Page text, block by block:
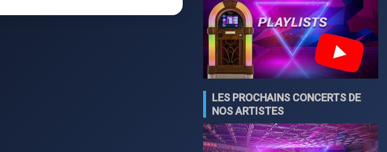
LES PROCHAINS CONCERTS DE
NOS ARTISTES